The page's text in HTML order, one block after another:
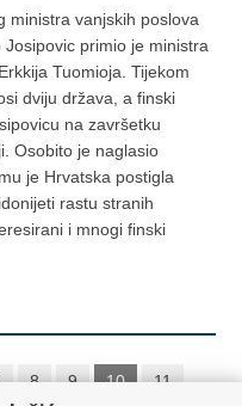
ministra vanjskih poslova
primio je ministra
Tuomioja. Tijekom
dviju država, a finski
na završetku
Osobito je naglasio
je Hrvatska postigla
rastu stranih
i mnogi finski
8 9 10
11